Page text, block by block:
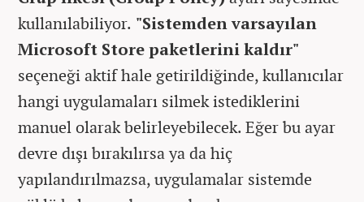
kullanılabiliyor. "Sistemden varsayılan
Microsoft Store paketlerini kaldır"
seçeneği aktif hale getirildiğinde, kullanıcılar
hangi uygulamaları silmek istediklerini
manuel olarak belirleyebilecek. Eğer bu ayar
devre dışı bırakılırsa ya da hiç
yapılandırılmazsa, uygulamalar sistemde